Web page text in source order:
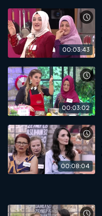
00:03:43
00:03:02
00:08:04